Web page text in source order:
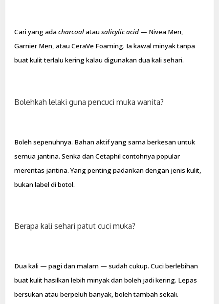
Cari yang adacharcoalatausalicylic acid — Nivea Men,
Garnier Men, atau CeraVe Foaming. Ia kawal minyak tanpa
buat kulit terlalu kering kalau digunakan dua kali sehari.
Bolehkah lelaki guna pencuci muka wanita?
Boleh sepenuhnya. Bahan aktif yang sama berkesan untuk
semua jantina. Senka dan Cetaphil contohnya popular
merentas jantina. Yang penting padankan dengan jenis kulit,
bukan label di botol.
Berapa kali sehari patut cuci muka?
Dua kali — pagi dan malam — sudah cukup. Cuci berlebihan
buat kulit hasilkan lebih minyak dan boleh jadi kering. Lepas
bersukan atau berpeluh banyak, boleh tambah sekali.